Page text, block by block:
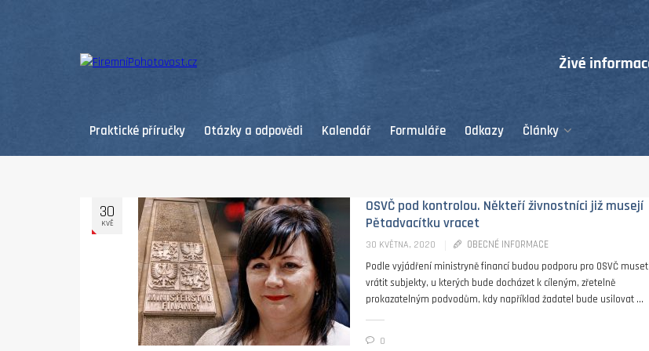
Praktické příručky Otázky a odpovědi Kalendář Formuláře Odkazy Články
30
KVĚ
OSVČ pod kontrolou. Někteří živnostníci již musejí
Pětadvacítku vracet
30 KVĚTNA, 2020
OBECNÉ INFORMACE
Podle vyjádření ministryně financí budou podporu pro OSVČ muset
vrátit subjekty, u kterých bude docházet k cíleným, zřetelně
prokazatelným podvodům, kdy například žadatel bude usilovat ...
0